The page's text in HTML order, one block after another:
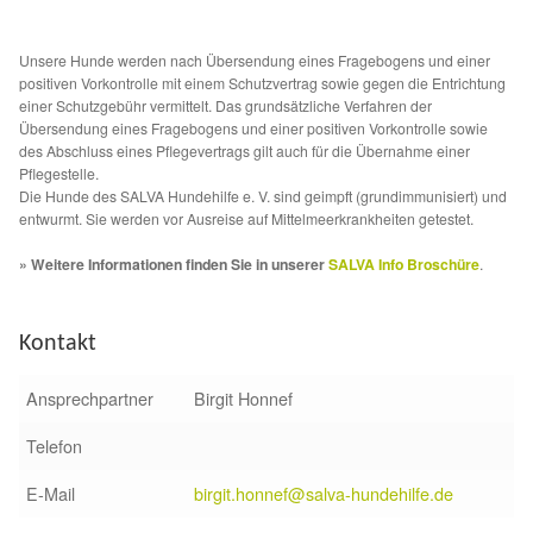
Mittelmeerkrankheiten
Leishmaniose
Qualzucht bei Hunden
Zwingerhusten
Ablauf Adoption
Unsere Hunde werden nach Übersendung eines Fragebogens und einer
positiven Vorkontrolle mit einem Schutzvertrag sowie gegen die Entrichtung
einer Schutzgebühr vermittelt. Das grundsätzliche Verfahren der
Übersendung eines Fragebogens und einer positiven Vorkontrolle sowie
des Abschluss eines Pflegevertrags gilt auch für die Übernahme einer
Pflegestelle.
Die Hunde des SALVA Hundehilfe e. V. sind geimpft (grundimmunisiert) und
entwurmt. Sie werden vor Ausreise auf Mittelmeerkrankheiten getestet.
» Weitere Informationen finden Sie in unsererSALVA Info Broschüre.
Kontakt
Ansprechpartner
Birgit Honnef
Telefon
E-Mail
birgit.honnef@salva-hundehilfe.de